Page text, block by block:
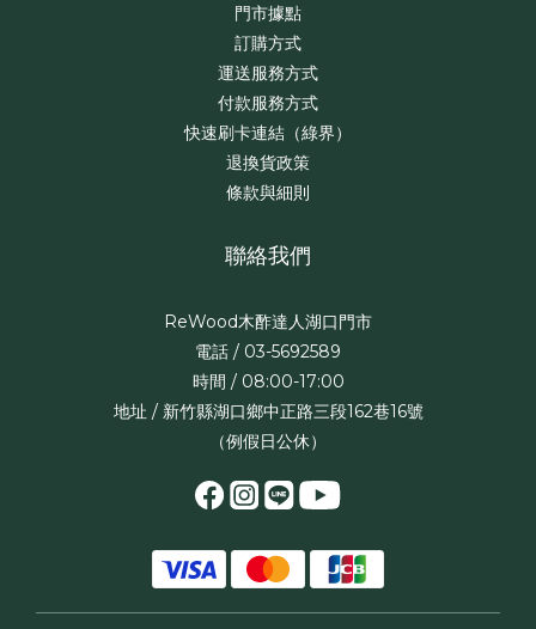
門市據點
訂購方式
運送服務方式
付款服務方式
快速刷卡連結（綠界）
退換貨政策
條款與細則
聯絡我們
ReWood木酢達人湖口門市
電話 / 03-5692589
時間 / 08:00-17:00
地址 / 新竹縣湖口鄉中正路三段162巷16號
（例假日公休）